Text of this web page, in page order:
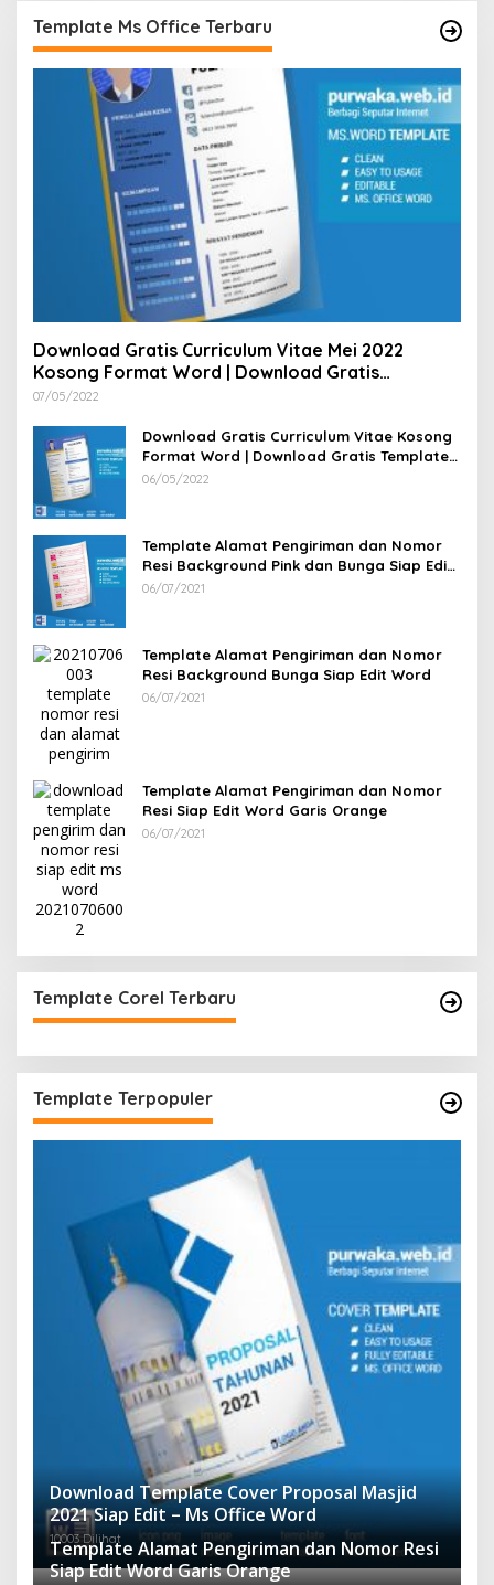
Template Ms Office Terbaru
Download Gratis Curriculum Vitae Mei 2022
Kosong Format Word | Download Gratis
Template CV Lamaran Kerja Doc Bisa Diedit
07/05/2022
Download Gratis Curriculum Vitae Kosong
Format Word | Download Gratis Template
CV Lamaran Kerja Doc Mudah Diedit
06/05/2022
Template Alamat Pengiriman dan Nomor
Resi Background Pink dan Bunga Siap Edit
Word
06/07/2021
Template Alamat Pengiriman dan Nomor
Resi Background Bunga Siap Edit Word
06/07/2021
Template Alamat Pengiriman dan Nomor
Resi Siap Edit Word Garis Orange
06/07/2021
Template Corel Terbaru
Template Terpopuler
Download Template Cover Proposal Masjid
2021 Siap Edit – Ms Office Word
10003 Dilihat
Template Alamat Pengiriman dan Nomor Resi
Siap Edit Word Garis Orange